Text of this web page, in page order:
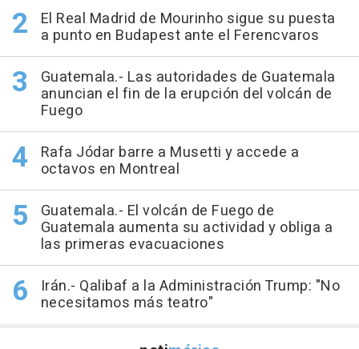
El Real Madrid de Mourinho sigue su puesta
a punto en Budapest ante el Ferencvaros
Guatemala.- Las autoridades de Guatemala
anuncian el fin de la erupción del volcán de
Fuego
Rafa Jódar barre a Musetti y accede a
octavos en Montreal
Guatemala.- El volcán de Fuego de
Guatemala aumenta su actividad y obliga a
las primeras evacuaciones
Irán.- Qalibaf a la Administración Trump: "No
necesitamos más teatro"